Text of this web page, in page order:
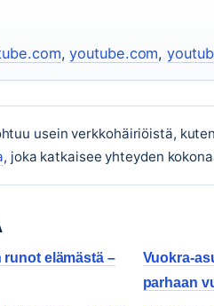
,youtube.com,
usein verkkohäiriöistä,
, joka katkaisee yhteyden
runot elämästä –
Vuokra-
parhaan